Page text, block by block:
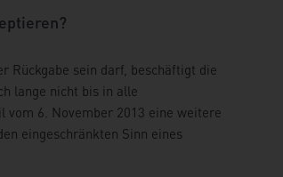
Rückgabe sein darf, beschäftigt die
lange nicht bis in alle
6. November 2013 eine weitere
eingeschränkten Sinn eines